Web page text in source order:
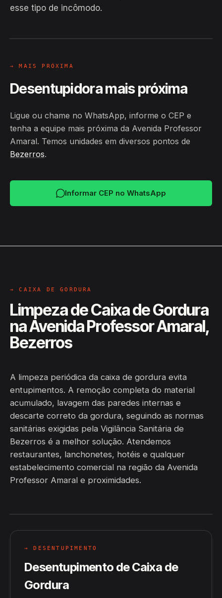
esse tipo de incômodo.
Hiroshiro · Avenida Professor
→ MAIS PRÓXIMA
Desentupidora mais próxima
Ligue ou chame no WhatsApp, informe o CEP e
tenha a equipe mais próxima da Avenida Professor
Amaral. Temos unidades em diversos pontos de
Bezerros.
Informar CEP no WhatsApp
→ CAIXA DE GORDURA
Limpeza de Caixa de Gordura
na Avenida Professor Amaral,
Bezerros
A limpeza periódica da caixa de gordura evita
entupimentos. A remoção completa do material
acumulado, lavagem das paredes internas e
descarte correto da gordura, seguindo as normas
sanitárias exigidas pela Vigilância Sanitária de
Bezerros é a melhor solução. Atendemos
restaurantes, lanchonetes, hotéis e qualquer
estabelecimento comercial na região da Avenida
Professor Amaral e proximidades.
→ DESENTUPIMENTO
Desentupimento de Caixa de
Gordura